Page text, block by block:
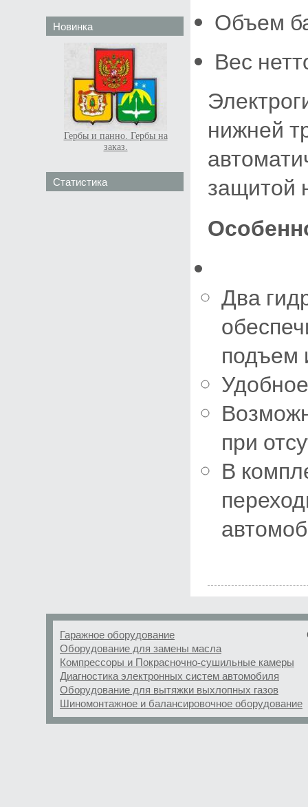
Новинка
Гербы и панно. Гербы на
заказ.
Статистика
Объем
Вес
нижней
защитой
Два
подъем
при
В
Гаражное оборудование
Оборудование для замены масла
Компрессоры и Покрасночно-сушильные камеры
Диагностика электронных систем автомобиля
Оборудование для вытяжки выхлопных газов
Шиномонтажное и балансировочное оборудование